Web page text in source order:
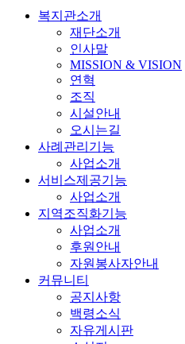
복지관소개
재단소개
인사말
MISSION & VISION
연혁
조직
시설안내
오시는길
사례관리기능
사업소개
서비스제공기능
사업소개
지역조직화기능
사업소개
후원안내
자원봉사자안내
커뮤니티
공지사항
백령소식
자유게시판